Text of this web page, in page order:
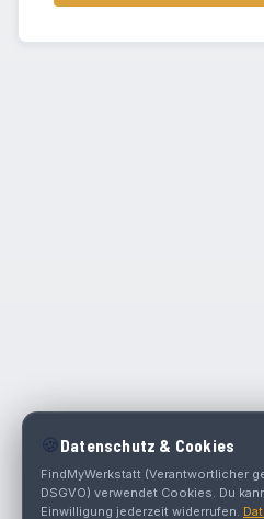
🍪 Datenschutz & Cookies
FindMyWerkstatt (Verantwortlicher
DSGVO) verwendet Cookies. Du
Einwilligung jederzeit widerrufen.